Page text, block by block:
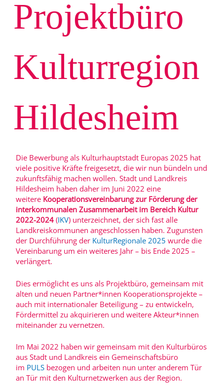
Projektbüro
Kulturregion
Hildesheim
Die Bewerbung als Kulturhauptstadt Europas 2025 hat
viele positive Kräfte freigesetzt, die wir nun bündeln und
zukunftsfähig machen wollen. Stadt und Landkreis
Hildesheim haben daher im Juni 2022 eine
weitere Kooperationsvereinbarung zur Förderung der
interkommunalen Zusammenarbeit im Bereich Kultur
2022-2024(IKV) unterzeichnet, der sich fast alle
Landkreiskommunen angeschlossen haben. Zugunsten
der Durchführung der KulturRegionale 2025 wurde die
Vereinbarung um ein weiteres Jahr – bis Ende 2025 –
verlängert.
Dies ermöglicht es uns als Projektbüro, gemeinsam mit
alten und neuen Partner*innen Kooperationsprojekte –
auch mit internationaler Beteiligung – zu entwickeln,
Fördermittel zu akquirieren und weitere Akteur*innen
miteinander zu vernetzen.
Im Mai 2022 haben wir gemeinsam mit den Kulturbüros
aus Stadt und Landkreis ein Gemeinschaftsbüro
im PULSbezogen und arbeiten nun unter anderem Tür
an Tür mit den Kulturnetzwerken aus der Region.